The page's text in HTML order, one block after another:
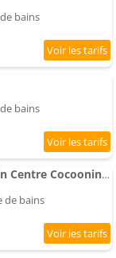
bains
bains
Appartement Mazelia - Plein Centre Cocooning Spacieux Familial
de bains